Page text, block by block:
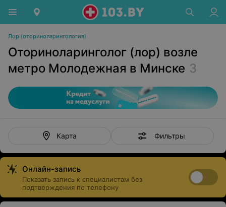
Лор (оториноларингология)
Оториноларинголог (лор) возле
метро Молодежная в Минске 3
Карта Фильтры
Онлайн-запись
Показать запись к специалистам без
подтверждения по телефону